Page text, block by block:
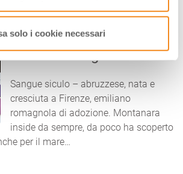
solo i cookie necessari
Celestina Paglia
Sangue siculo – abruzzese, nata e
cresciuta a Firenze, emiliano
romagnola di adozione. Montanara
inside da sempre, da poco ha scoperto
per il mare…